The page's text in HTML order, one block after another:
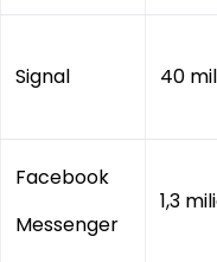
Signal 40
Facebook
Messenger
1,3